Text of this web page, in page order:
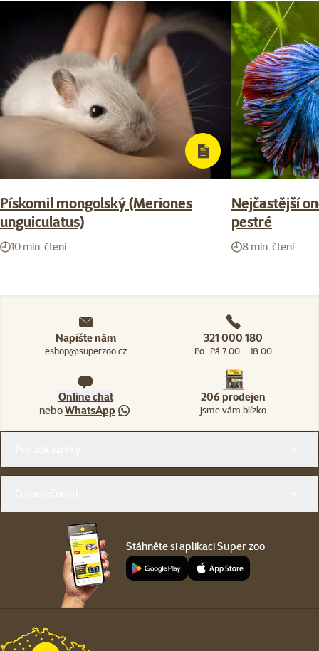
Pískomil mongolský (Meriones
unguiculatus)
10 min. čtení
Nejčastější
pestré
8 min. čtení
Napište nám
eshop@superzoo.cz
321 000 180
Po–Pá 7:00 – 18:00
Online chat
neboWhatsApp
206 prodejen
jsme vám blízko
Stáhněte si aplikaci Super zoo